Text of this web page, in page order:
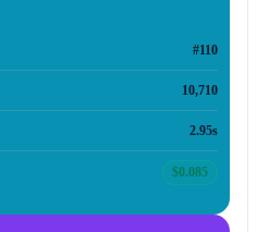
#110
10,710
2.95s
$0.085